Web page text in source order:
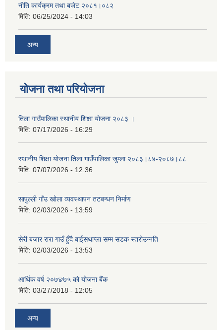
नीति कार्यक्रम तथा बजेट २०८१।०८२
मिति: 06/25/2024 - 14:03
अन्य
योजना तथा परियोजना
तिला गाउँपालिका स्थानीय शिक्षा योजना २०८३ ।
मिति: 07/17/2026 - 16:29
स्थानीय शिक्षा योजना तिला गाउँपालिका जुम्ला २०८३।८४-२०८७।८८
मिति: 07/07/2026 - 12:36
सापुल्ली गाँउ खोला व्यवस्थापन तटबन्धन निर्माण
मिति: 02/03/2026 - 13:59
सेरी बजार रारा गाउँ हुँदै बाईसथाप्ला सम्म सडक स्तरोउन्नति
मिति: 02/03/2026 - 13:53
आर्थिक वर्ष २०७४⁄७५ को योजना बैंक
मिति: 03/27/2018 - 12:05
अन्य